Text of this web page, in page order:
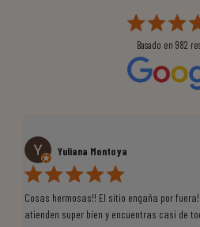
Basado en 982
Yuliana Montoya
Cosas hermosas!! El sitio engaña por
atienden super bien y encuentras casi de